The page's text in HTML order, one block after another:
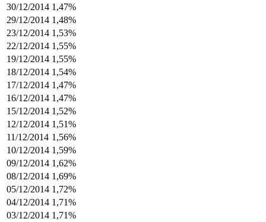
30/12/2014 1,47%
29/12/2014 1,48%
23/12/2014 1,53%
22/12/2014 1,55%
19/12/2014 1,55%
18/12/2014 1,54%
17/12/2014 1,47%
16/12/2014 1,47%
15/12/2014 1,52%
12/12/2014 1,51%
11/12/2014 1,56%
10/12/2014 1,59%
09/12/2014 1,62%
08/12/2014 1,69%
05/12/2014 1,72%
04/12/2014 1,71%
03/12/2014 1,71%